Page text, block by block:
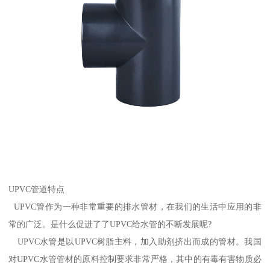
UPVC管道特点
UPVC管作为一种非常重要的排水管材，在我们的生活中应用的非
常的广泛。是什么促进了了UPVC给水管的不断发展呢?
UPVC水管是以UPVC树脂主料，加入助剂挤出而成的管材。我国
对UPVC水管管材的原料控制要求非常严格，其中的有毒有害物质必